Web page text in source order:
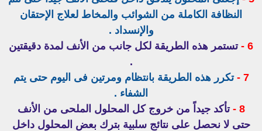
النظافة الكاملة من الشوائب والمخاط لعلاج الإحتقان
والإنسداد .
6 -
تستمر هذه الطريقة لكل جانب من الأنف لمدة دقيقتين
.
7 -
تكرر هذه الطريقة بانتظام ومرتين فى اليوم حتى يتم
الشفاء .
8 -
تأكد جيداً من خروج كل المحلول الملحى من الأنف
حتى لا نحصل على نتائج سلبية بترك بعض المحلول داخل